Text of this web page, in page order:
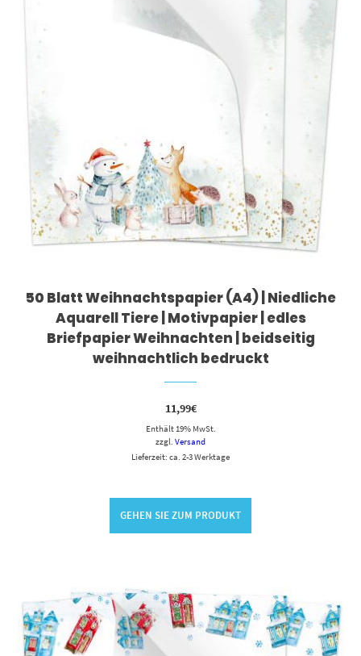
50 Blatt Weihnachtspapier (A4) | Niedliche
Aquarell Tiere | Motivpapier | edles
Briefpapier Weihnachten | beidseitig
weihnachtlich bedruckt
11,99€
Enthält 19% MwSt.
zzgl. Versand
Lieferzeit: ca. 2-3 Werktage
GEHEN SIE ZUM PRODUKT